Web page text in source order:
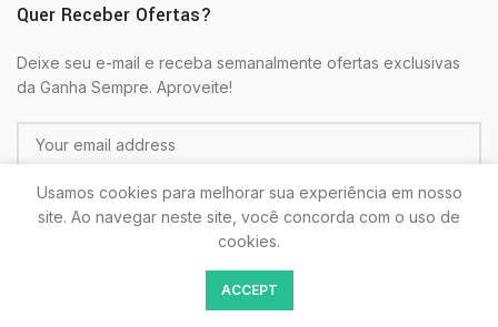
Quer Receber Ofertas?
Deixe seu e-mail e receba semanalmente ofertas exclusivas
da Ganha Sempre. Aproveite!
Colocando seu E-mail estará de acordo com as
Usamos cookies para melhorar sua experiência em nosso
site. Ao navegar neste site, você concorda com o uso de
cookies.
ACCEPT